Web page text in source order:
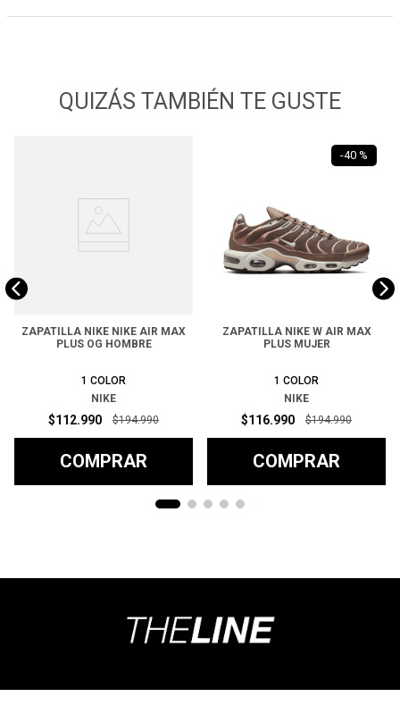
QUIZÁS TAMBIÉN TE GUSTE
ZAPATILLA NIKE NIKE AIR MAX
PLUS OG HOMBRE
1 COLOR
NIKE
$112.990 $194.990
COMPRAR
-40 %
ZAPATILLA NIKE W AIR MAX
PLUS MUJER
1 COLOR
NIKE
$116.990 $194.990
COMPRAR